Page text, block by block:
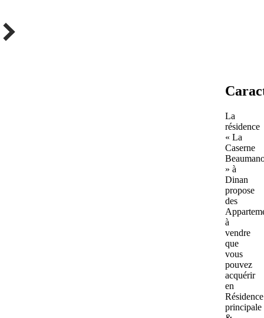
La
résidence
« La
Caserne
» à
Dinan
propose
des
à
vendre
que
vous
pouvez
acquérir
en
Résidence
principale